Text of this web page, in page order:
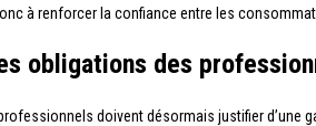
à renforcer la confiance entre les
obligations des
doivent désormais justifier d’une